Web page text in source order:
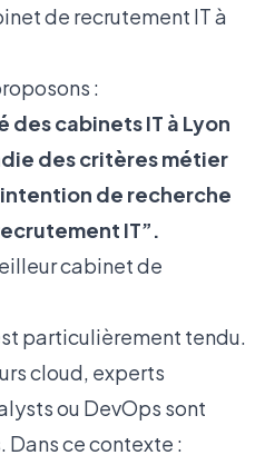
de recrutement IT à
:
cabinets IT à Lyon
des critères métier
de recherche
IT”.
cabinet de
particulièrement tendu.
cloud, experts
ou DevOps sont
ce contexte :